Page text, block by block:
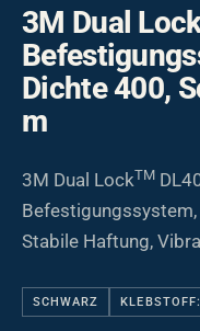
3M Dual
Dichte 400,
m
3M Dual LockTM
Stabile Haftung,
SCHWARZ